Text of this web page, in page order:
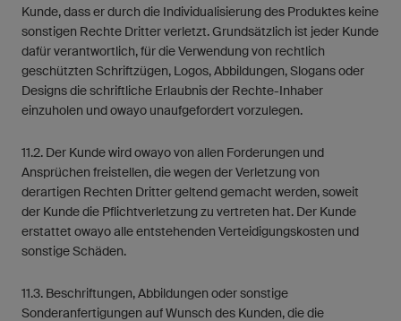
Kunde, dass er durch die Individualisierung des Produktes keine
sonstigen Rechte Dritter verletzt. Grundsätzlich ist jeder Kunde
dafür verantwortlich, für die Verwendung von rechtlich
geschützten Schriftzügen, Logos, Abbildungen, Slogans oder
Designs die schriftliche Erlaubnis der Rechte-Inhaber
einzuholen und owayo unaufgefordert vorzulegen.
11.2. Der Kunde wird owayo von allen Forderungen und
Ansprüchen freistellen, die wegen der Verletzung von
derartigen Rechten Dritter geltend gemacht werden, soweit
der Kunde die Pflichtverletzung zu vertreten hat. Der Kunde
erstattet owayo alle entstehenden Verteidigungskosten und
sonstige Schäden.
11.3. Beschriftungen, Abbildungen oder sonstige
Sonderanfertigungen auf Wunsch des Kunden, die die